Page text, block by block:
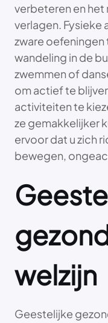
verbeteren en
verlagen. Fysieke
zware oefeningen
wandeling in de
zwemmen of
om actief te
activiteiten te
ze gemakkelijker
ervoor dat u zich
bewegen,
welzijn
Geestelijke